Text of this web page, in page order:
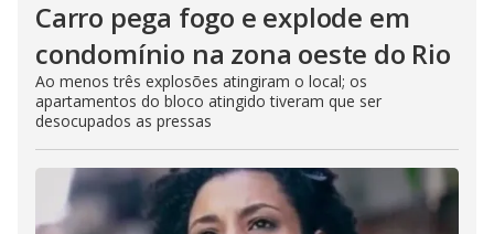
Carro pega fogo e explode em
condomínio na zona oeste do Rio
Ao menos três explosões atingiram o local; os
apartamentos do bloco atingido tiveram que ser
desocupados as pressas